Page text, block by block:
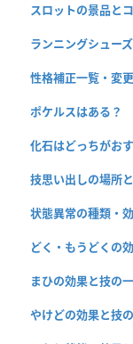
スロットの景品と
ランニングシュー
性格補正一覧・変
ポケルスはある？
化石はどっちがお
技思い出しの場所
状態異常の種類・
どく・もうどくの
まひの効果と技の
やけどの効果と技